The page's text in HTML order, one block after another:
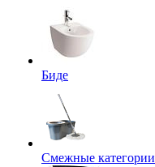
Биде
Смежные категории